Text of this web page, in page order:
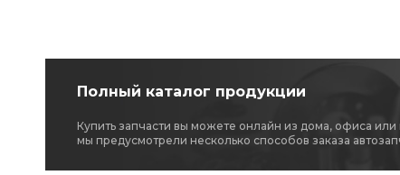
Полный каталог продукции
Купить запчасти вы можете онлайн из дома, офиса
мы предусмотрели несколько способов заказа